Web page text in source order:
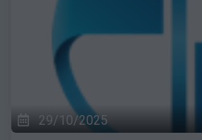
29/10/2025